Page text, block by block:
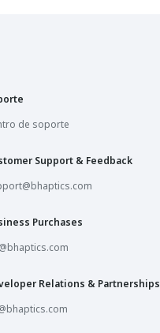
de soporte
Support & Feedback
Purchases
Relations & Partnerships